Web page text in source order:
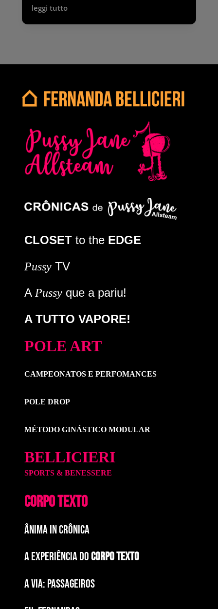
leggi tutto
CLOSET to the EDGE
Pussy TV
A Pussy que a pariu!
A TUTTO VAPORE!
POLE ART
CAMPEONATOS E PERFOMANCES
POLE DROP
MÉTODO GINÁSTICO MODULAR
BELLICIERI
SPORTS & BENESSERE
CORPO TEXTO
ÂNIMA IN CRÔNICA
A EXPERIÊNCIA DOCORPO TEXTO
a via: paSSAGEIROS